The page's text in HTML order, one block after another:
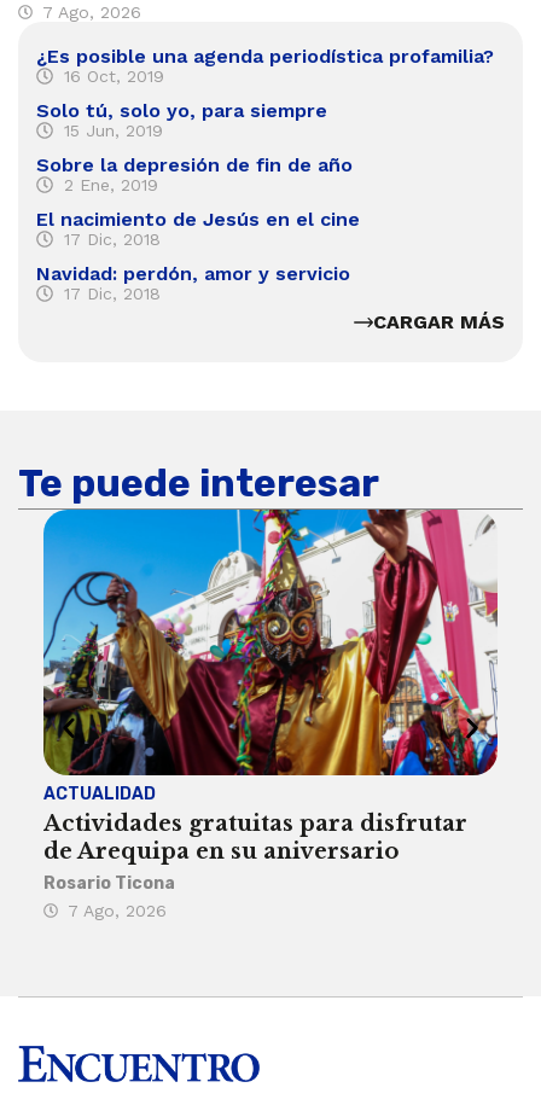
7 Ago, 2026
¿Es posible una agenda periodística profamilia?
16 Oct, 2019
Solo tú, solo yo, para siempre
15 Jun, 2019
Sobre la depresión de fin de año
2 Ene, 2019
El nacimiento de Jesús en el cine
17 Dic, 2018
Navidad: perdón, amor y servicio
17 Dic, 2018
CARGAR MÁS
Te puede interesar
ACTUALIDAD
Actividades gratuitas para disfrutar
de Arequipa en su aniversario
Rosario Ticona
7 Ago, 2026